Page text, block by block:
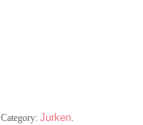
Category:Jurken